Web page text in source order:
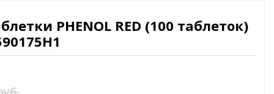
принадлежности
PHENOL RED (100 таблеток)